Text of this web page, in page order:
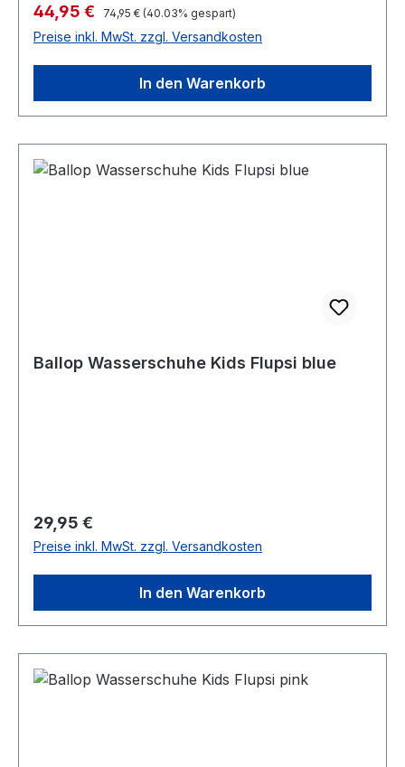
Verkaufspreis:
44,95 € Regulärer Preis:
74,95 € (40.03% gespart)
Preise inkl. MwSt. zzgl. Versandkosten
In den Warenkorb
Ballop Wasserschuhe Kids Flupsi blue
Regulärer Preis:
29,95 €
Preise inkl. MwSt. zzgl. Versandkosten
In den Warenkorb